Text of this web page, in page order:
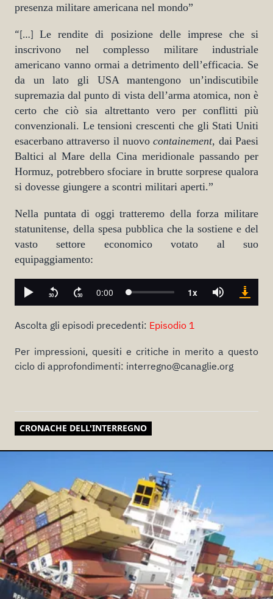
presenza militare americana nel mondo”
“[…]Le rendite di posizione delle imprese che si
inscrivono nel complesso militare industriale
americano vanno ormai a detrimento dell’efficacia. Se
da un lato gli USA mantengono un’indiscutibile
supremazia dal punto di vista dell’arma atomica, non è
certo che ciò sia altrettanto vero per conflitti più
convenzionali. Le tensioni crescenti che gli Stati Uniti
esacerbano attraverso il nuovocontainement, dai Paesi
Baltici al Mare della Cina meridionale passando per
Hormuz, potrebbero sfociare in brutte sorprese qualora
si dovesse giungere a scontri militari aperti.”
Nella puntata di oggi tratteremo della forza militare
statunitense, della spesa pubblica che la sostiene e del
vasto settore economico votato al suo
equipaggiamento:
Ascolta gli episodi precedenti: Episodio 1
Per impressioni, quesiti e critiche in merito a questo
ciclo di approfondimenti: interregno@canaglie.org
CRONACHE DELL'INTERREGNO